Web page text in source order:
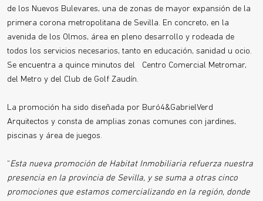
de los Nuevos Bulevares, una de zonas de mayor expansión de la
primera corona metropolitana de Sevilla. En concreto, en la
avenida de los Olmos, área en pleno desarrollo y rodeada de
todos los servicios necesarios, tanto en educación, sanidad u ocio.
Se encuentra a quince minutos del Centro Comercial Metromar,
del Metro y del Club de Golf Zaudín.
La promoción ha sido diseñada por Buró4&GabrielVerd
Arquitectos y consta de amplias zonas comunes con jardines,
piscinas y área de juegos.
“Esta nueva promoción de Habitat Inmobiliaria refuerza nuestra
presencia en la provincia de Sevilla, y se suma a otras cinco
promociones que estamos comercializando en la región, donde